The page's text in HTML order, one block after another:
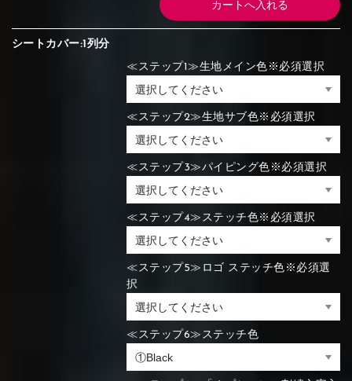
シートカバー:1列分
≪ステップ1≫生地メイン色※必須選択
≪ステップ2≫生地サブ色※必須選択
≪ステップ3≫パイピング色※必須選択
≪ステップ4≫ステッチ色※必須選択
≪ステップ5≫ロゴ ステッチ色※必須選
択
≪ステップ6≫ステッチ色